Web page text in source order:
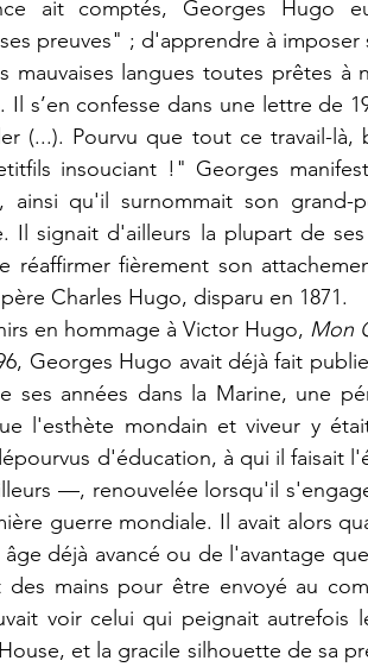
ait comptés, Georges Hugo
preuves" ; d'apprendre à
mauvaises langues toutes prêtes
Il s’en confesse dans une lettre de
(...). Pourvu que tout ce travail-là,
insouciant !" Georges
ainsi qu'il surnommait son
Il signait d'ailleurs la plupart de
réaffirmer fièrement son
Charles Hugo, disparu en 1871.
en hommage à Victor Hugo,
Mon
Georges Hugo avait déjà fait
ses années dans la Marine, une
l'esthète mondain et viveur y
d'éducation, à qui il faisait
—, renouvelée lorsqu'il
guerre mondiale. Il avait alors
déjà avancé ou de l'avantage
mains pour être envoyé au
voir celui qui peignait autrefois
et la gracile silhouette de sa